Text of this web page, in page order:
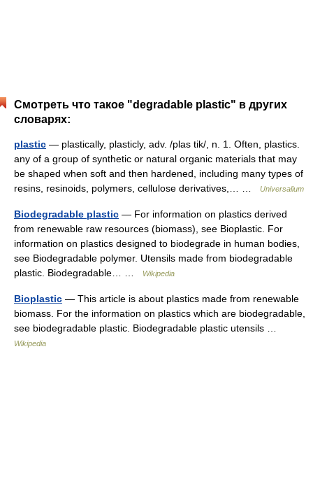
Смотреть что такое "degradable plastic" в других
словарях:
plastic — plastically, plasticly, adv. /plas tik/, n. 1. Often, plastics.
any of a group of synthetic or natural organic materials that may
be shaped when soft and then hardened, including many types of
resins, resinoids, polymers, cellulose derivatives,… …
Universalium
Biodegradable plastic — For information on plastics derived
from renewable raw resources (biomass), see Bioplastic. For
information on plastics designed to biodegrade in human bodies,
see Biodegradable polymer. Utensils made from biodegradable
plastic. Biodegradable… …
Wikipedia
Bioplastic — This article is about plastics made from renewable
biomass. For the information on plastics which are biodegradable,
see biodegradable plastic. Biodegradable plastic utensils …
Wikipedia